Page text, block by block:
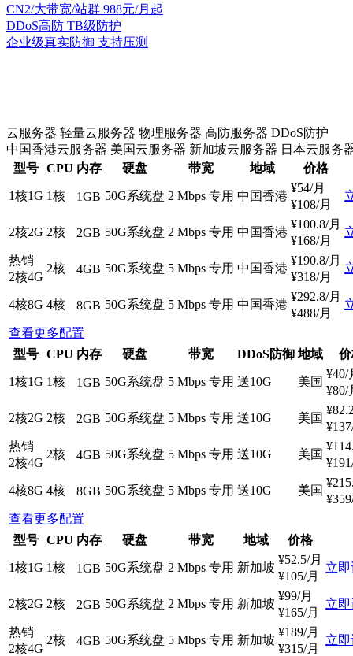
CN2/大带宽/站群 988元/月起
DDoS高防 TB级防护
企业级真实防御 支持压测
云服务器 轻量云服务器 物理服务器 高防服务器 DDoS防护
中国香港云服务器 美国云服务器 新加坡云服务器 日本云服务
型号 CPU 内存 硬盘 带宽 地域 价格
1核1G 1核 1GB 50G系统盘 2 Mbps 专用 中国香港
¥54/月
¥108/月
2核2G 2核 2GB 50G系统盘 2 Mbps 专用 中国香港
¥100.8/月
¥168/月
热销
2核4G
2核 4GB 50G系统盘 5 Mbps 专用 中国香港
¥190.8/月
¥318/月
4核8G 4核 8GB 50G系统盘 5 Mbps 专用 中国香港
¥292.8/月
¥488/月
查看更多配置
型号 CPU 内存 硬盘 带宽 DDoS防御 地域
1核1G 1核 1GB 50G系统盘 5 Mbps 专用 送10G 美国
¥40/
¥80/
2核2G 2核 2GB 50G系统盘 5 Mbps 专用 送10G 美国
¥
¥137
热销
2核4G
2核 4GB 50G系统盘 5 Mbps 专用 送10G 美国
¥
¥191
4核8G 4核 8GB 50G系统盘 5 Mbps 专用 送10G 美国
¥
¥359
查看更多配置
型号 CPU 内存 硬盘 带宽 地域 价格
1核1G 1核 1GB 50G系统盘 2 Mbps 专用 新加坡
¥52.5/月
¥105/月
立
2核2G 2核 2GB 50G系统盘 2 Mbps 专用 新加坡
¥99/月
¥165/月
立
热销
2核4G
2核 4GB 50G系统盘 5 Mbps 专用 新加坡
¥189/月
¥315/月
立